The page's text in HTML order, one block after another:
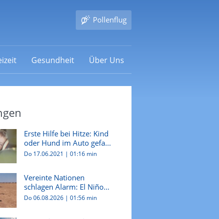
Pollenflug
Gesundheit Über Uns
Erste Hilfe bei Hitze: Kind
oder Hund im Auto gefa...
Do 17.06.2021 |01:16 min
Vereinte Nationen
schlagen Alarm: El Niño
könnte H...
Do 06.08.2026 |01:56 min